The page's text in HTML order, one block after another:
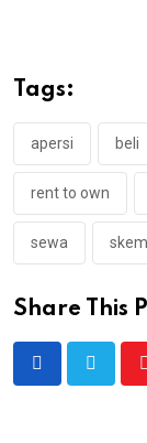
Tags:
apersi beli
rent to own
sewa
Share This